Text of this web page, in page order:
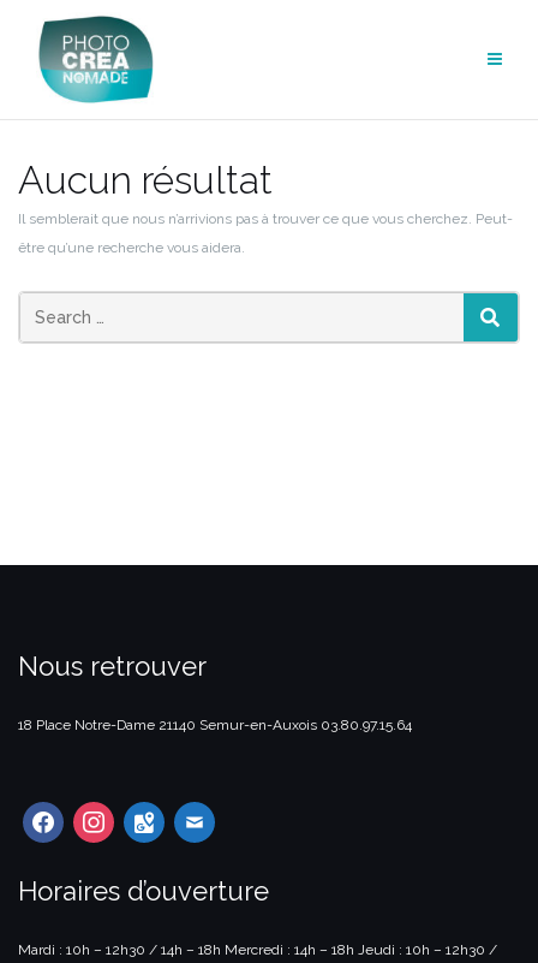
contenu
Aucun résultat
Il semblerait que nous n’arrivions pas à trouver ce que vous cherchez. Peut-
être qu’une recherche vous aidera.
Nous retrouver
18 Place Notre-Dame 21140 Semur-en-Auxois 03.80.97.15.64
facebookinstagramgoogle-
maps
mail
Horaires d’ouverture
Mardi : 10h – 12h30 / 14h – 18h Mercredi : 14h – 18h Jeudi : 10h – 12h30 /